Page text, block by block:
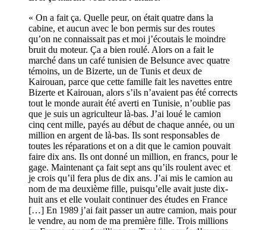
« On a fait ça. Quelle peur, on était quatre dans la
cabine, et aucun avec le bon permis sur des routes
qu’on ne connaissait pas et moi j’écoutais le moindre
bruit du moteur. Ça a bien roulé. Alors on a fait le
marché dans un café tunisien de Belsunce avec quatre
témoins, un de Bizerte, un de Tunis et deux de
Kairouan, parce que cette famille fait les navettes entre
Bizerte et Kairouan, alors s’ils n’avaient pas été corrects
tout le monde aurait été averti en Tunisie, n’oublie pas
que je suis un agriculteur là-bas. J’ai loué le camion
cinq cent mille, payés au début de chaque année, ou un
million en argent de là-bas. Ils sont responsables de
toutes les réparations et on a dit que le camion pouvait
faire dix ans. Ils ont donné un million, en francs, pour le
gage. Maintenant ça fait sept ans qu’ils roulent avec et
je crois qu’il fera plus de dix ans. J’ai mis le camion au
nom de ma deuxième fille, puisqu’elle avait juste dix-
huit ans et elle voulait continuer des études en France
[…] En 1989 j’ai fait passer un autre camion, mais pour
le vendre, au nom de ma première fille. Trois millions